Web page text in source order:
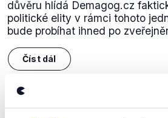
důvěru hlídá Demagog.cz
politické elity v rámci tohoto
bude probíhat ihned po
Číst dál